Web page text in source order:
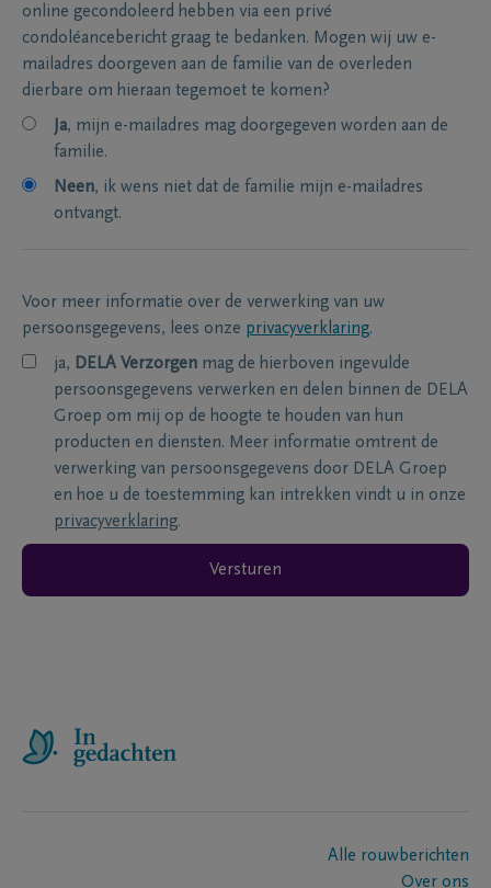
online gecondoleerd hebben via een privé
condoléancebericht graag te bedanken. Mogen wij uw e-
mailadres doorgeven aan de familie van de overleden
dierbare om hieraan tegemoet te komen?
Ja, mijn e-mailadres mag doorgegeven worden aan de
familie.
Neen, ik wens niet dat de familie mijn e-mailadres
ontvangt.
Voor meer informatie over de verwerking van uw
persoonsgegevens, lees onze privacyverklaring.
ja, DELA Verzorgen mag de hierboven ingevulde
persoonsgegevens verwerken en delen binnen de DELA
Groep om mij op de hoogte te houden van hun
producten en diensten. Meer informatie omtrent de
verwerking van persoonsgegevens door DELA Groep
en hoe u de toestemming kan intrekken vindt u in onze
privacyverklaring.
Versturen
Alle rouwberichten
Over ons